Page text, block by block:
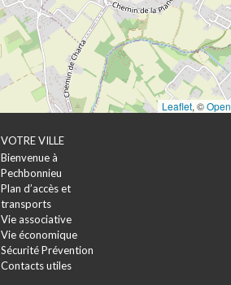
Leaflet, ©
VOTRE VILLE
Bienvenue à
Pechbonnieu
Plan d’accès et
transports
Vie associative
Vie économique
Sécurité Prévention
Contacts utiles